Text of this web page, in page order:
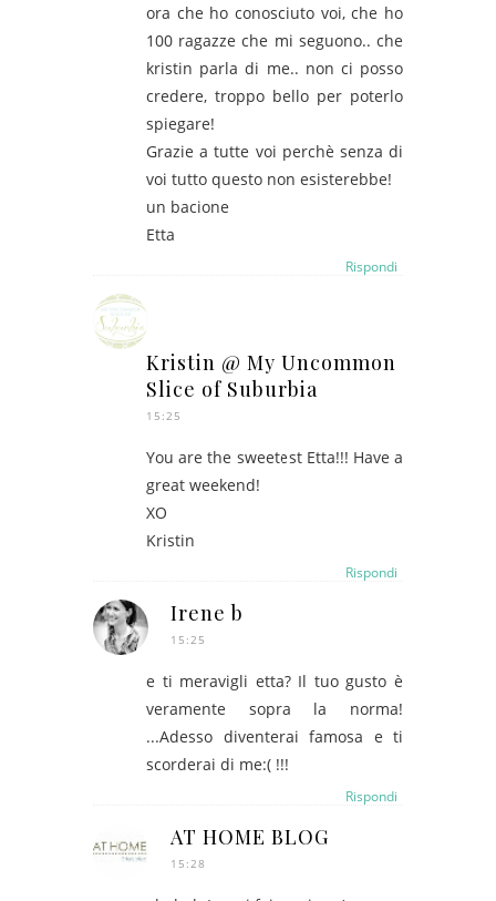
ora che ho conosciuto voi, che ho
100 ragazze che mi seguono.. che
kristin parla di me.. non ci posso
credere, troppo bello per poterlo
spiegare!
Grazie a tutte voi perchè senza di
voi tutto questo non esisterebbe!
un bacione
Etta
Rispondi
Kristin @ My Uncommon
Slice of Suburbia
15:25
You are the sweetest Etta!!! Have a
great weekend!
XO
Kristin
Rispondi
Irene b
15:25
e ti meravigli etta? Il tuo gusto è
veramente sopra la norma!
...Adesso diventerai famosa e ti
scorderai di me:( !!!
Rispondi
AT HOME BLOG
15:28